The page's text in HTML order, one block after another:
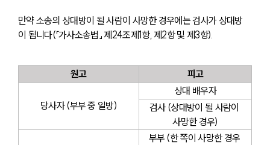
만약 소송의 상대방이 될 사람이 사망한 경우에는 검사가 상대방
이 됩니다(「가사소송법」 제24조제1항, 제2항 및 제3항).
원고 피고
당사자 (부부 중 일방)
상대 배우자
검사 (상대방이 될 사람이
사망한 경우)
부부 (한 쪽이 사망한 경우